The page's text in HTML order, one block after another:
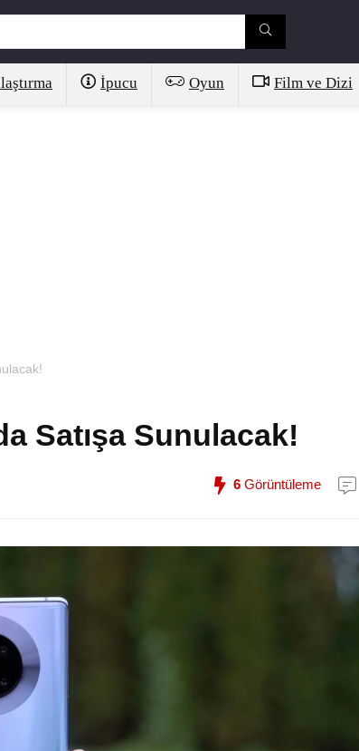
İpucu Oyun Film ve Dizi
Satışa Sunulacak!
6 Görüntüleme